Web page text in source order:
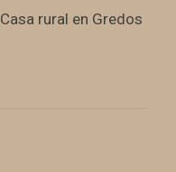
Casa rural en Gredos